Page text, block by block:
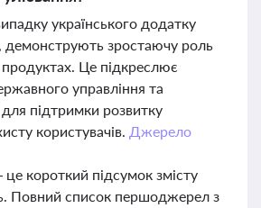
українського додатку
демонструють зростаючу роль
Це підкреслює
управління та
для підтримки розвитку
користувачів. Джерело
короткий підсумок змісту
Повний список першоджерел з